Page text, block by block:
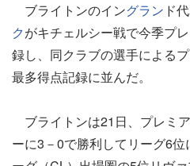
ブライトンのイングラン ド
クがキチェルシー戦で今季プ
録し、同クラブの選手による
最多得点記録に並んだ。
ブライトンは21日、プレミ
ーに3－0で勝利してリーグ6